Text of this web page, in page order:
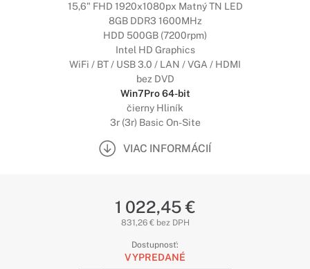
15,6" FHD 1920x1080px Matný TN LED
8GB DDR3 1600MHz
HDD 500GB (7200rpm)
Intel HD Graphics
WiFi / BT / USB 3.0 / LAN / VGA / HDMI
bez DVD
Win7Pro 64-bit
čierny Hliník
3r (3r) Basic On-Site
VIAC INFORMÁCIÍ
1 022,45 €
831,26 € bez DPH
Dostupnosť:
VYPREDANÉ